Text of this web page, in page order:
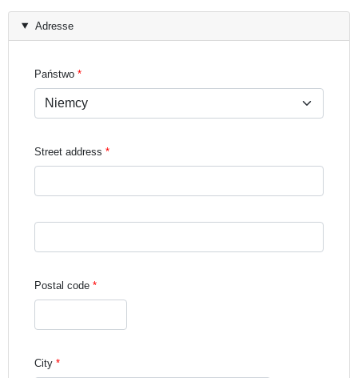
Adresse
Państwo
Street address
Street address line 3
Postal code
City